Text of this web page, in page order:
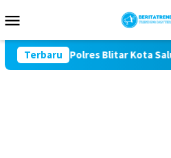
ke
Mobile
Terbaru
81, Polres Blitar Kota Salurkan